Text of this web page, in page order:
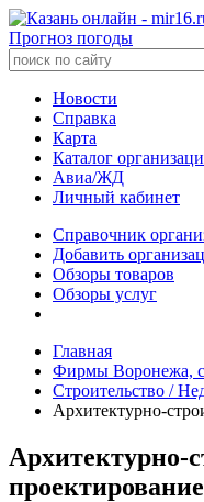
Прогноз погоды
Новости
Справка
Карта
Каталог
Авиа/ЖД
Личный кабинет
Справочник
Добавить
Обзоры товаров
Обзоры услуг
Главная
Фирмы Воронежа,
Строительство /
Архитектурно-
Архитектурно-